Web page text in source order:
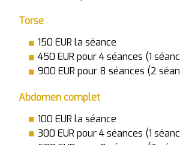
Torse
150 EUR la séance
450 EUR pour 4 séances (1
900 EUR pour 8 séances (2
Abdomen complet
100 EUR la séance
300 EUR pour 4 séances (1